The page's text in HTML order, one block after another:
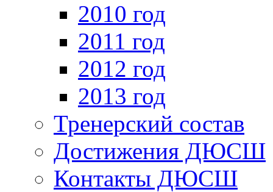
2010 год
2011 год
2012 год
2013 год
Тренерский состав
Достижения ДЮСШ
Контакты ДЮСШ